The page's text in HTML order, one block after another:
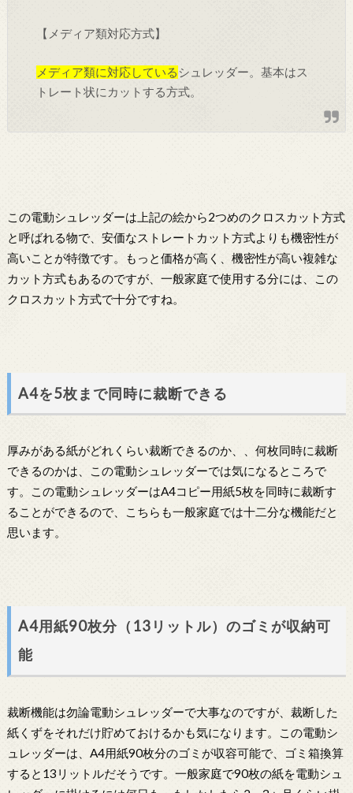
【メディア類対応方式】
メディア類に対応しているシュレッダー。基本はス
トレート状にカットする方式。
この電動シュレッダーは上記の絵から2つめのクロスカット方式
と呼ばれる物で、安価なストレートカット方式よりも機密性が
高いことが特徴です。もっと価格が高く、機密性が高い複雑な
カット方式もあるのですが、一般家庭で使用する分には、この
クロスカット方式で十分ですね。
A4を5枚まで同時に裁断できる
厚みがある紙がどれくらい裁断できるのか、、何枚同時に裁断
できるのかは、この電動シュレッダーでは気になるところで
す。この電動シュレッダーはA4コピー用紙5枚を同時に裁断す
ることができるので、こちらも一般家庭では十二分な機能だと
思います。
A4用紙90枚分（13リットル）のゴミが収納可
能
裁断機能は勿論電動シュレッダーで大事なのですが、裁断した
紙くずをそれだけ貯めておけるかも気になります。この電動シ
ュレッダーは、A4用紙90枚分のゴミが収容可能で、ゴミ箱換算
すると13リットルだそうです。一般家庭で90枚の紙を電動シュ